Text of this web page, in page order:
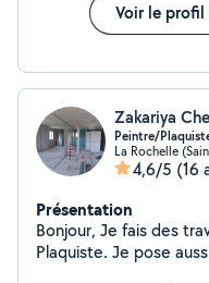
Voir le profil
Zakariya
Peintre/
La Rochelle
4,6/5 (16
Présentation
Bonjour, Je fais des
Plaquiste. Je pose